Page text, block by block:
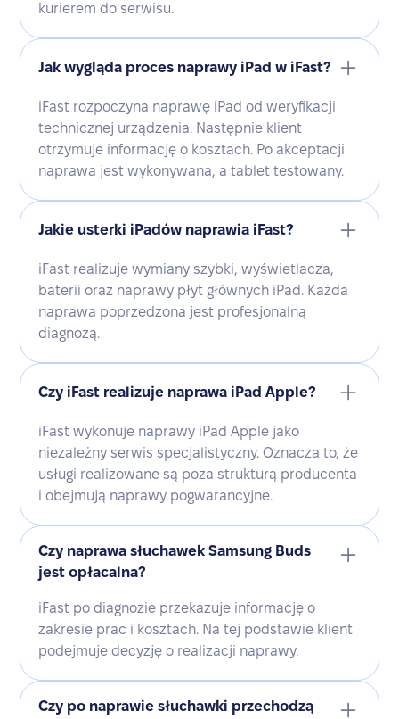
kurierem do serwisu.
Jak wygląda proces naprawy iPad w iFast?
iFast rozpoczyna naprawę iPad od weryfikacji
technicznej urządzenia. Następnie klient
otrzymuje informację o kosztach. Po akceptacji
naprawa jest wykonywana, a tablet testowany.
Jakie usterki iPadów naprawia iFast?
iFast realizuje wymiany szybki, wyświetlacza,
baterii oraz naprawy płyt głównych iPad. Każda
naprawa poprzedzona jest profesjonalną
diagnozą.
Czy iFast realizuje naprawa iPad Apple?
iFast wykonuje naprawy iPad Apple jako
niezależny serwis specjalistyczny. Oznacza to, że
usługi realizowane są poza strukturą producenta
i obejmują naprawy pogwarancyjne.
Czy naprawa słuchawek Samsung Buds
jest opłacalna?
iFast po diagnozie przekazuje informację o
zakresie prac i kosztach. Na tej podstawie klient
podejmuje decyzję o realizacji naprawy.
Czy po naprawie słuchawki przechodzą